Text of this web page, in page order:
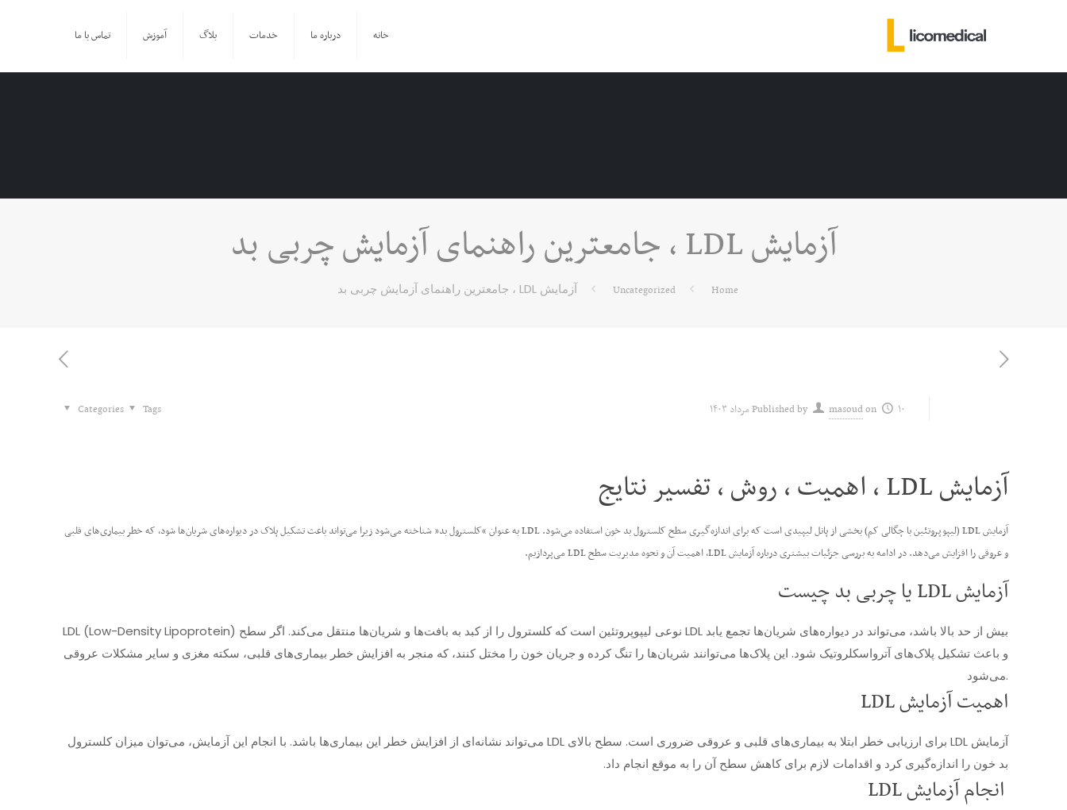
خانه درباره ما خدمات بلاگ آموزش تماس با ما
آزمایش LDL ، جامعترین راهنمای آزمایش چربی بد
Home
Uncategorized آزمایش LDL ، جامعترین راهنمای آزمایش چربی بد
Published by masoudon ۱۰ مرداد ۱۴۰۳ Categories Tags
آزمایش LDL ، اهمیت ، روش ، تفسیر نتایج
آزمایش LDL (لیپوپروتئین با چگالی کم) بخشی از پانل لیپیدی است که برای اندازه‌گیری سطح کلسترول بد خون استفاده می‌شود. LDL به عنوان “کلسترول بد” شناخته می‌شود زیرا می‌تواند باعث تشکیل پلاک در دیواره‌های شریان‌ها شود، که خطر بیماری‌های قلبی
و عروقی را افزایش می‌دهد. در ادامه به بررسی جزئیات بیشتری درباره آزمایش LDL، اهمیت آن و نحوه مدیریت سطح LDL می‌پردازیم.
آزمایش LDL یا چربی بد چیست
LDL (Low-Density Lipoprotein) نوعی لیپوپروتئین است که کلسترول را از کبد به بافت‌ها و شریان‌ها منتقل می‌کند. اگر سطح LDL بیش از حد بالا باشد، می‌تواند در دیواره‌های شریان‌ها تجمع یابد
و باعث تشکیل پلاک‌های آترواسکلروتیک شود. این پلاک‌ها می‌توانند شریان‌ها را تنگ کرده و جریان خون را مختل کنند، که منجر به افزایش خطر بیماری‌های قلبی، سکته مغزی و سایر مشکلات عروقی
می‌شود.
اهمیت آزمایش LDL
آزمایش LDL برای ارزیابی خطر ابتلا به بیماری‌های قلبی و عروقی ضروری است. سطح بالای LDL می‌تواند نشانه‌ای از افزایش خطر این بیماری‌ها باشد. با انجام این آزمایش، می‌توان میزان کلسترول
بد خون را اندازه‌گیری کرد و اقدامات لازم برای کاهش سطح آن را به موقع انجام داد.
انجام آزمایش LDL